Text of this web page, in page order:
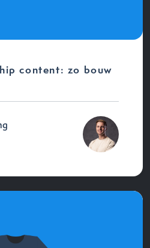
content: zo bouw